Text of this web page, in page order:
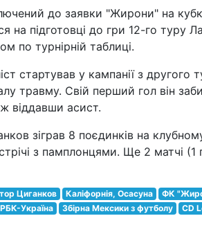
до заявки "Жирони" на
на підготовці до гри 12-го туру
по турнірній таблиці.
стартував у кампанії з другого
травму. Свій перший гол він
віддавши асист.
зіграв 8 поєдинків на
з памплонцями. Ще 2 матчі (1
Циганков Каліфорнія, Осасуна ФК
РБК-Україна Збірна Мексики з футболу CD